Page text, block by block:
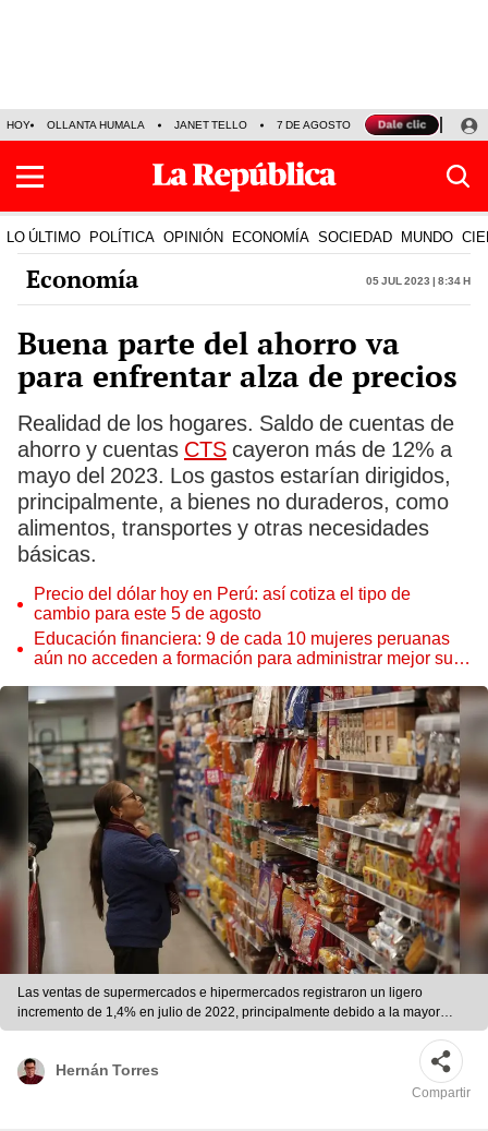
HOY OLLANTA HUMALA JANET TELLO 7 DE AGOSTO TINKA RESULTADOS
LO ÚLTIMO POLÍTICA OPINIÓN ECONOMÍA SOCIEDAD MUNDO
Economía 05 Jul 2023 | 8:34 h
Buena parte del ahorro va
para enfrentar alza de precios
Realidad de los hogares. Saldo de cuentas de
ahorro y cuentas CTS cayeron más de 12% a
mayo del 2023. Los gastos estarían dirigidos,
principalmente, a bienes no duraderos, como
alimentos, transportes y otras necesidades
básicas.
Precio del dólar hoy en Perú: así cotiza el tipo de
cambio para este 5 de agosto
Educación financiera: 9 de cada 10 mujeres peruanas
aún no acceden a formación para administrar mejor su
Las ventas de supermercados e hipermercados registraron un ligero
incremento de 1,4% en julio de 2022, principalmente debido a la mayor
demanda de alimentos (+8%). Foto: Produce
Hernán Torres
Compartir